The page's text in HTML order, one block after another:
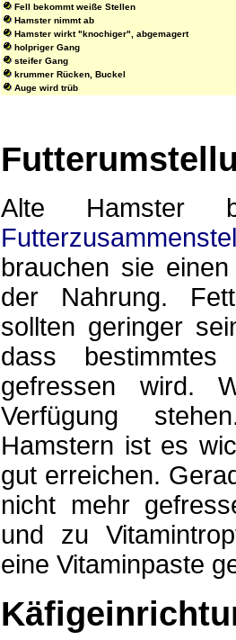
Fell bekommt weiße Stellen
Hamster nimmt ab
Hamster wirkt "knochiger", abgemagert
holpriger Gang
steifer Gang
krummer Rücken, Buckel
Auge wird trüb
Alte Hamster
brauchen sie
der Nahrung.
sollten geringer
dass
gefressen wird.
Verfügung
Hamstern ist es
gut erreichen.
nicht mehr
und zu
eine Vitaminpaste